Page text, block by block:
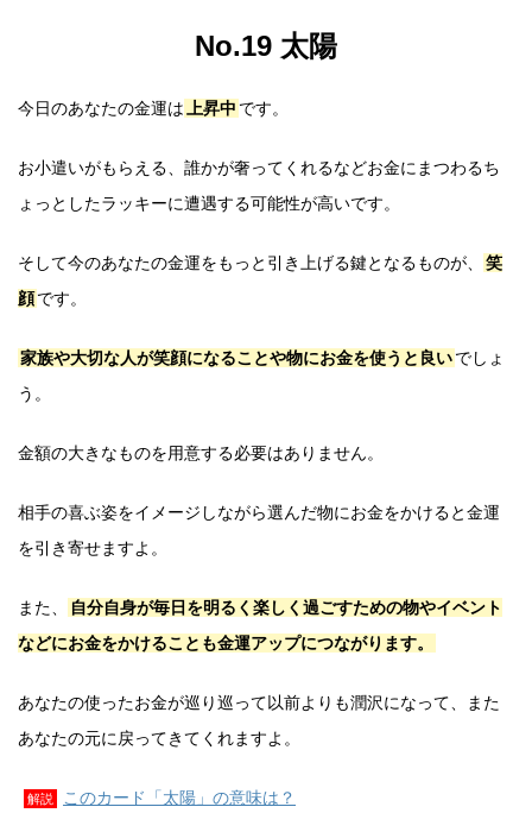
No.19 太陽
今日のあなたの金運は 上昇中 です。
お小遣いがもらえる、誰かが奢ってくれるなどお金にまつわるち
ょっとしたラッキーに遭遇する可能性が高いです。
そして今のあなたの金運をもっと引き上げる鍵となるものが、
笑
顔です。
家族や大切な人が笑顔になることや物にお金を使うと良いでしょ
う。
金額の大きなものを用意する必要はありません。
相手の喜ぶ姿をイメージしながら選んだ物にお金をかけると金運
を引き寄せますよ。
また、
自分自身が毎日を明るく楽しく過ごすための物やイベント
などにお金をかけることも金運アップにつながります。
あなたの使ったお金が巡り巡って以前よりも潤沢になって、また
あなたの元に戻ってきてくれますよ。
解説 このカード「太陽」の意味は？